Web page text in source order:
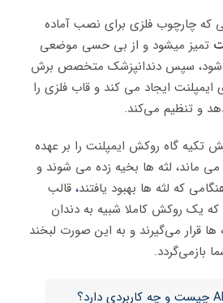
که چارچوب فلزی برای نصب آماده
تمیز میشود و از بی حسی موضعی
شود، سپس دندانپزشک متخصص برش
ایجاد می کند و قاب فلزی را
و تنظیم می‌کند.
تکیه گاه روکش ایمپلنت را بر عهده
می ماند، لثه ها بخیه زده می شوند و
که لثه ها بهبود یافتند، قالب
که یک روکش کاملا شبیه به دندان
قرار می‌گیرند و به این صورت لبخند
بازمی‌گردد.